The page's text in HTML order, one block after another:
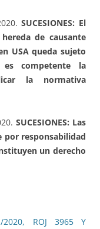
SUCESIONES: El
de causante
USA queda sujeto
competente la
la normativa
SUCESIONES: Las
por responsabilidad
un derecho
2020, ROJ 3965 Y